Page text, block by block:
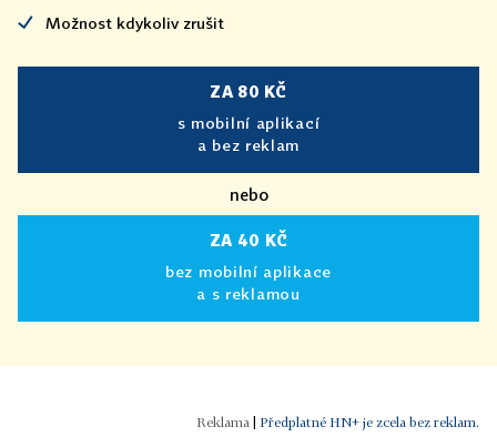
Možnost kdykoliv zrušit
ZA 80 KČ
s mobilní aplikací
a bez reklam
nebo
ZA 40 KČ
bez mobilní aplikace
a s reklamou
Předplatné HN+ je zcela bez reklam.